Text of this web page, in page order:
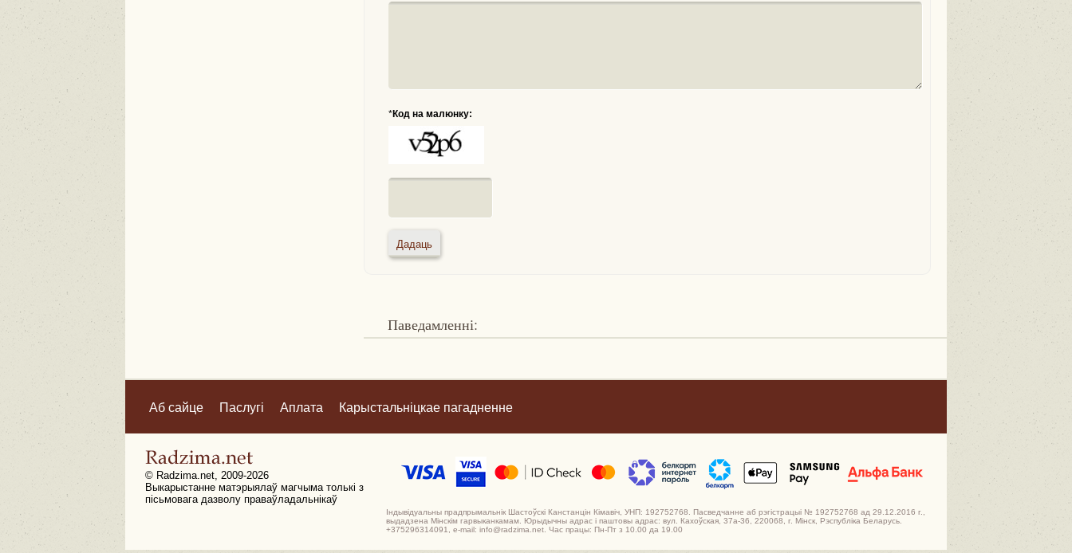
*Код на малюнку:
Паведамленні:
Аб сайце Паслугі Аплата Карыстальніцкае пагадненне
Індывідуальны прадпрымальнік Шастоўскі Канстанцін Кімавіч, УНП: 192752768. Пасведчанне аб рэгістрацыі № 192752768 ад 29.12.2016 г.,
выдадзена Мінскім гарвыканкамам. Юрыдычны адрас і паштовы адрас: вул. Кахоўская, 37а-36, 220068, г. Мінск, Рэспубліка Беларусь.
+375296314091, e-mail: info@radzima.net. Час працы: Пн-Пт з 10.00 да 19.00
© Radzima.net, 2009-2026
Выкарыстанне матэрыялаў магчыма толькі з
пісьмовага дазволу праваўладальнікаў